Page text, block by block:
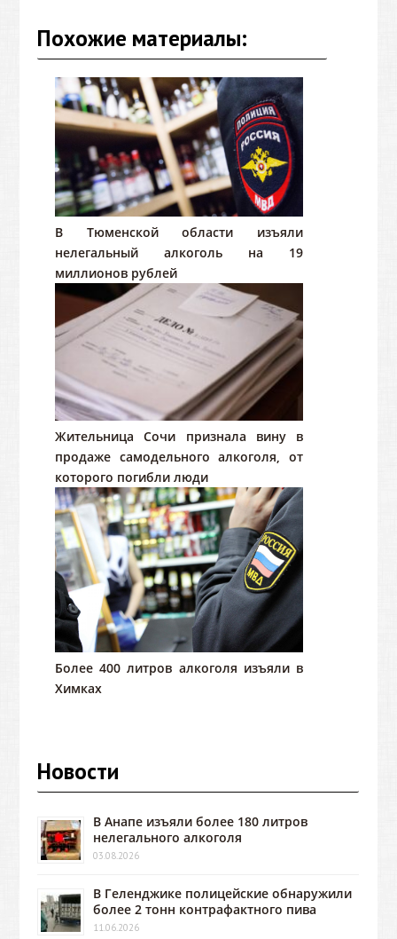
Похожие материалы:
В Тюменской области изъяли
нелегальный алкоголь на 19
миллионов рублей
Жительница Сочи признала вину в
продаже самодельного алкоголя, от
которого погибли люди
Более 400 литров алкоголя изъяли в
Химках
Новости
В Анапе изъяли более 180 литров
нелегального алкоголя
03.08.2026
В Геленджике полицейские обнаружили
более 2 тонн контрафактного пива
11.06.2026